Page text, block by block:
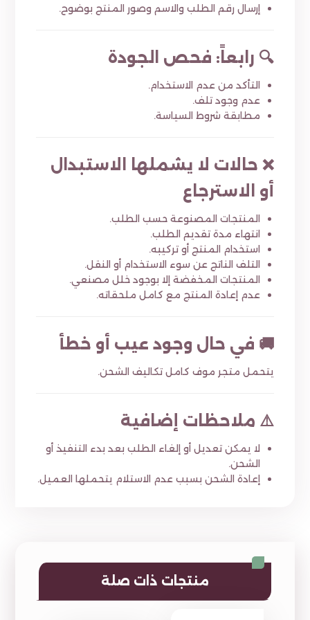
إرسال رقم الطلب والاسم وصور المنتج بوضوح.
🔍 رابعاً: فحص الجودة
التأكد من عدم الاستخدام.
عدم وجود تلف.
مطابقة شروط السياسة.
❌ حالات لا يشملها الاستبدال
أو الاسترجاع
المنتجات المصنوعة حسب الطلب.
انتهاء مدة تقديم الطلب.
استخدام المنتج أو تركيبه.
التلف الناتج عن سوء الاستخدام أو النقل.
المنتجات المخفضة إلا بوجود خلل مصنعي.
عدم إعادة المنتج مع كامل ملحقاته.
🚚 في حال وجود عيب أو خطأ
يتحمل متجر موف كامل تكاليف الشحن.
⚠️ ملاحظات إضافية
لا يمكن تعديل أو إلغاء الطلب بعد بدء التنفيذ أو
الشحن.
إعادة الشحن بسبب عدم الاستلام يتحملها العميل.
منتجات ذات صلة